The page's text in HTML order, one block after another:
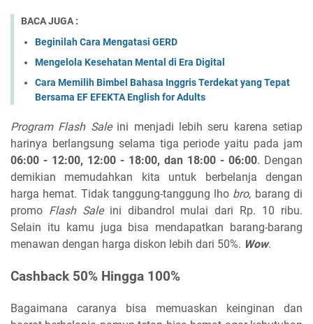
BACA JUGA :
Beginilah Cara Mengatasi GERD
Mengelola Kesehatan Mental di Era Digital
Cara Memilih Bimbel Bahasa Inggris Terdekat yang Tepat
Bersama EF EFEKTA English for Adults
Program Flash Saleini menjadi lebih seru karena setiap
harinya berlangsung selama tiga periode yaitu pada jam
06:00 - 12:00, 12:00 - 18:00, dan 18:00 - 06:00. Dengan
demikian memudahkan kita untuk berbelanja dengan
harga hemat. Tidak tanggung-tanggung lho bro, barang di
promo Flash Saleini dibandrol mulai dari Rp. 10 ribu.
Selain itu kamu juga bisa mendapatkan barang-barang
menawan dengan harga diskon lebih dari 50%. Wow.
Cashback 50% Hingga 100%
Bagaimana caranya bisa memuaskan keinginan dan